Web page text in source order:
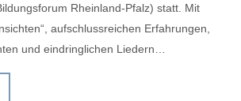
Rheinland-Pfalz) statt. Mit
aufschlussreichen Erfahrungen,
und eindringlichen Liedern…